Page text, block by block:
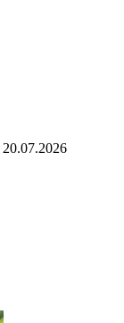
20.07.2026